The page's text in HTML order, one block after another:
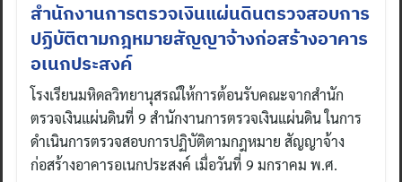
สำนักงานการตรวจเงินแผ่นดินตรวจสอบการ
ปฏิบัติตามกฎหมายสัญญาจ้างก่อสร้างอาคาร
อเนกประสงค์
โรงเรียนมหิดลวิทยานุสรณ์ให้การต้อนรับคณะจากสำนัก
ตรวจเงินแผ่นดินที่ 9 สำนักงานการตรวจเงินแผ่นดิน ในการ
ดำเนินการตรวจสอบการปฏิบัติตามกฎหมาย สัญญาจ้าง
ก่อสร้างอาคารอเนกประสงค์ เมื่อวันที่ 9 มกราคม พ.ศ.